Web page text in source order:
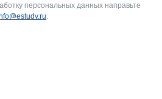
персональных данных направьте